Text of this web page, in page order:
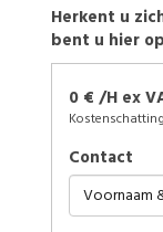
Herkent u
bent u hier
0 € /H ex
Kostenschatting
Contact